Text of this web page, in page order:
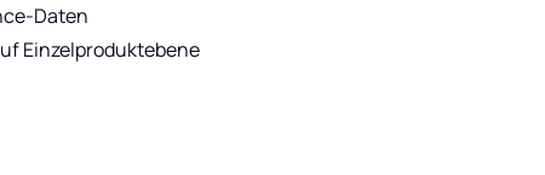
Daten
Einzelproduktebene